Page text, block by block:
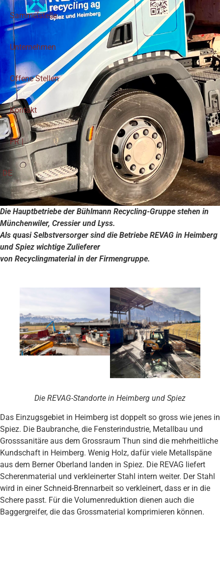
Sammelstelle
Unternehmen
Offene Stellen
Kontakt
FR
DE
Die Hauptbetriebe der Bühlmann Recycling-Gruppe stehen in
Münchenwiler, Cressier und Lyss.
Als quasi Selbstversorger sind die Betriebe REVAG in Heimberg
und Spiez wichtige Zulieferer
von Recyclingmaterial in der Firmengruppe.
Die REVAG-Standorte in Heimberg und Spiez
Das Einzugsgebiet in Heimberg ist doppelt so gross wie jenes in
Spiez. Die Baubranche, die Fensterindustrie, Metallbau und
Grosssanitäre aus dem Grossraum Thun sind die mehrheitliche
Kundschaft in Heimberg. Wenig Holz, dafür viele Metallspäne
aus dem Berner Oberland landen in Spiez. Die REVAG liefert
Scherenmaterial und verkleinerter Stahl intern weiter. Der Stahl
wird in einer Schneid-Brennarbeit so verkleinert, dass er in die
Schere passt. Für die Volumenreduktion dienen auch die
Baggergreifer, die das Grossmaterial komprimieren können.